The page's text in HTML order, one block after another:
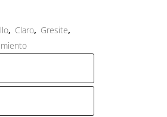
, Claro, Gresite,